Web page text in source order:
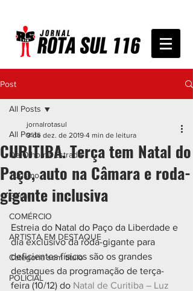
Post
All Posts
De Olho na Estrada
Turismo
Geral
COMÉRCIO
ARTISTA EM DESTAQUE
Categoria sem título
POLICIAL
All Posts
CURITIBA. Terça tem Natal do
Paço, auto na Câmara e roda-
gigante inclusiva
jornalrotasul
9 de dez. de 2019 4 min de leitura
Estreia do Natal do Paço da Liberdade e
dia exclusivo da roda-gigante para
deficientes físicos são os grandes
destaques da programação de terça-
feira (10/12) do Natal de Curitiba – Luz